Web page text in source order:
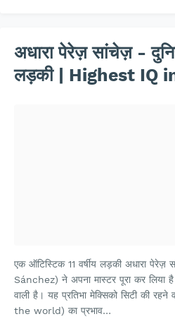
अधारा पेरेज़ सांचेज़ -
लड़की | Highest IQ
एक ऑटिस्टिक 11 वर्षीय लड़की अधारा पेरेज़ सांचेज़ (Adhara Pérez
Sánchez) ने अपना मास्टर पूरा कर लिया
वाली है। यह प्रतिभा मेक्सिको सिटी की
the world) का प्रभाव…